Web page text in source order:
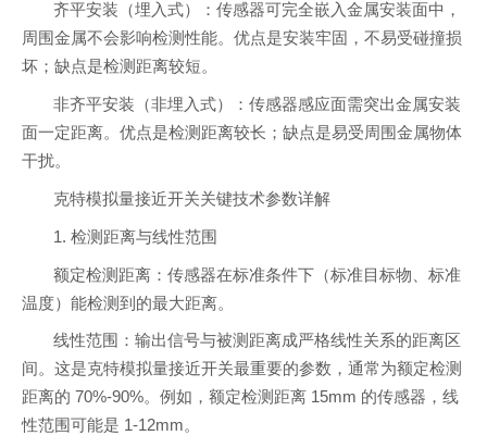
齐平安装（埋入式）：传感器可完全嵌入金属安装面中，
周围金属不会影响检测性能。优点是安装牢固，不易受碰撞损
坏；缺点是检测距离较短。
非齐平安装（非埋入式）：传感器感应面需突出金属安装
面一定距离。优点是检测距离较长；缺点是易受周围金属物体
干扰。
克特模拟量接近开关关键技术参数详解
1. 检测距离与线性范围
额定检测距离：传感器在标准条件下（标准目标物、标准
温度）能检测到的最大距离。
线性范围：输出信号与被测距离成严格线性关系的距离区
间。这是克特模拟量接近开关最重要的参数，通常为额定检测
距离的 70%-90%。例如，额定检测距离 15mm 的传感器，线
性范围可能是 1-12mm。